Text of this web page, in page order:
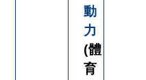
動
力
(體
育